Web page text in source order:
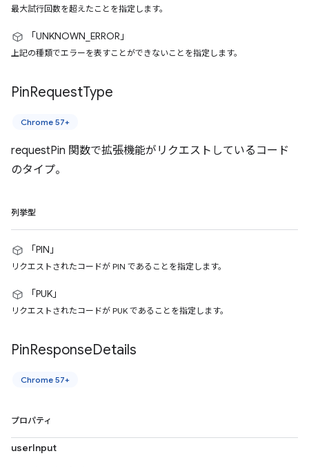
最大試行回数を超えたことを指定します。
「UNKNOWN_ERROR」
上記の種類でエラーを表すことができないことを指定します。
PinRequestType
Chrome 57+
requestPin 関数で拡張機能がリクエストしているコード
のタイプ。
列挙型
「PIN」
リクエストされたコードが PIN であることを指定します。
「PUK」
リクエストされたコードが PUK であることを指定します。
PinResponseDetails
Chrome 57+
プロパティ
userInput